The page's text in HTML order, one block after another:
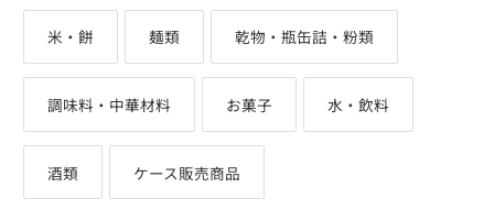
米・餅 麺類 乾物・瓶缶詰・粉類
調味料・中華材料 お菓子 水・飲料
酒類 ケース販売商品